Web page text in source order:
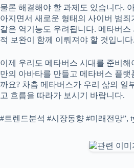
물론 해결해야 할 과제도 있습니다.
아지면서 새로운 형태의 사이버 범
같은 역기능도 우려됩니다. 메타버스
적 보완이 함께 이뤄져야 할 것입니다.
이제 우리도 메타버스 시대를 준비해
만의 아바타를 만들고 메타버스 플
까요? 차츰 메타버스가 우리 삶의 일
고 흐름을 따라가 보시기 바랍니다.
#트렌드분석 #시장동향 #미래전망”,